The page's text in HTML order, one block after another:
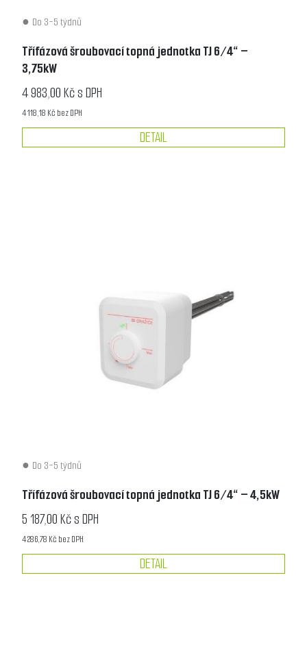
Do 3-5 týdnů
Třífázová šroubovací topná jednotka TJ 6/4“ –
3,75kW
4 983,00 Kč s DPH
4 118,18 Kč bez DPH
DETAIL
Do 3-5 týdnů
Třífázová šroubovací topná jednotka TJ 6/4“ – 4,5kW
5 187,00 Kč s DPH
4 286,78 Kč bez DPH
DETAIL